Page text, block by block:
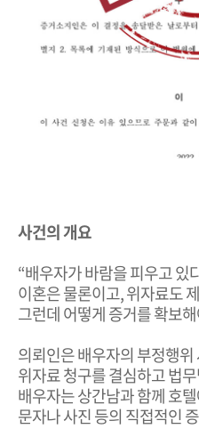
사건의 개요
“배우자가 바람을 피우고 있
이혼은 물론이고, 위자료도
그런데 어떻게 증거를 확보
의뢰인은 배우자의 부정행
위자료 청구를 결심하고 법
배우자는 상간남과 함께 호
문자나 사진 등의 직접적인